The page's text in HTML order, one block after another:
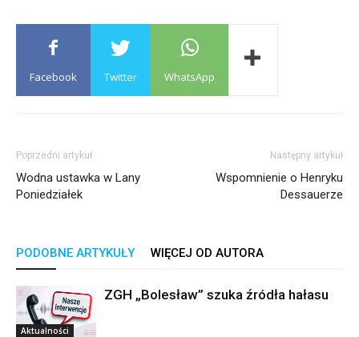
Facebook Twitter WhatsApp
Poprzedni artykuł
Wodna ustawka w Lany
Poniedziałek
Następny artykuł
Wspomnienie o Henryku
Dessauerze
PODOBNE ARTYKUŁY WIĘCEJ OD AUTORA
Aktualności
ZGH „Bolesław” szuka źródła hałasu